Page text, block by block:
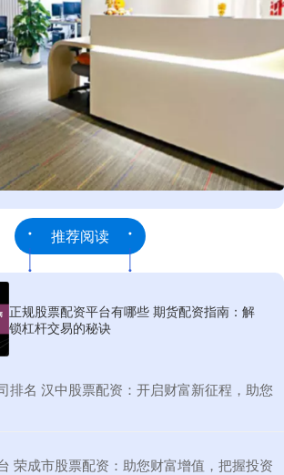
推荐阅读
正规股票配资平台有哪些 期货配资指南：解
锁杠杆交易的秘诀
排名 汉中股票配资：开启财富新征程，助您
荣成市股票配资：助您财富增值，把握投资